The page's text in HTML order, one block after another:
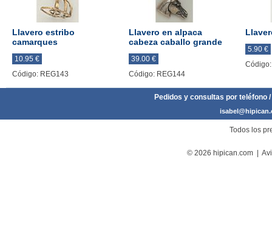
Llavero estribo
camarques
10.95 €
Código: REG143
Llavero en alpaca
cabeza caballo grande
39.00 €
Código: REG144
5.90 €
Pedidos y consultas por teléfono
Todos los
© 2026 hipican.com |